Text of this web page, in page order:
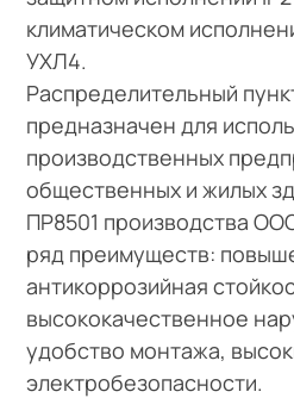
климатическом
УХЛ4.
Распределительный
предназначен для
производственных
общественных и жилых
ПР8501 производства
ряд преимуществ:
антикоррозийная
высококачественное
удобство монтажа,
электробезопасности.